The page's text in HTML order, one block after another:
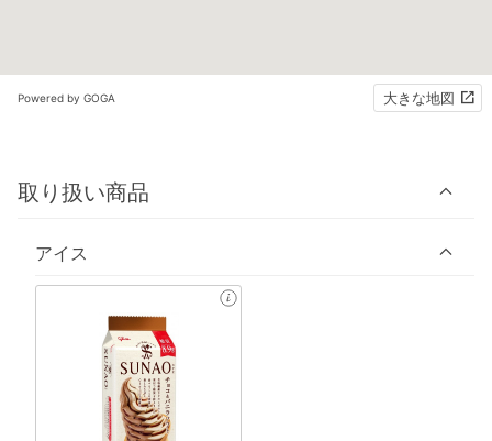
Powered by GOGA 大きな地図
取り扱い商品
アイス